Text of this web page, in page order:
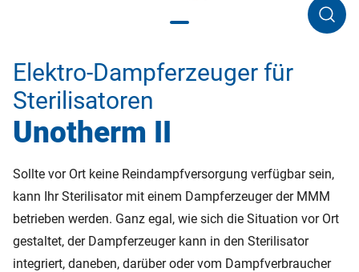
Elektro-Dampferzeuger für
Sterilisatoren
Unotherm II
Sollte vor Ort keine Reindampfversorgung verfügbar sein,
kann Ihr Sterilisator mit einem Dampferzeuger der MMM
betrieben werden. Ganz egal, wie sich die Situation vor Ort
gestaltet, der Dampferzeuger kann in den Sterilisator
integriert, daneben, darüber oder vom Dampfverbraucher